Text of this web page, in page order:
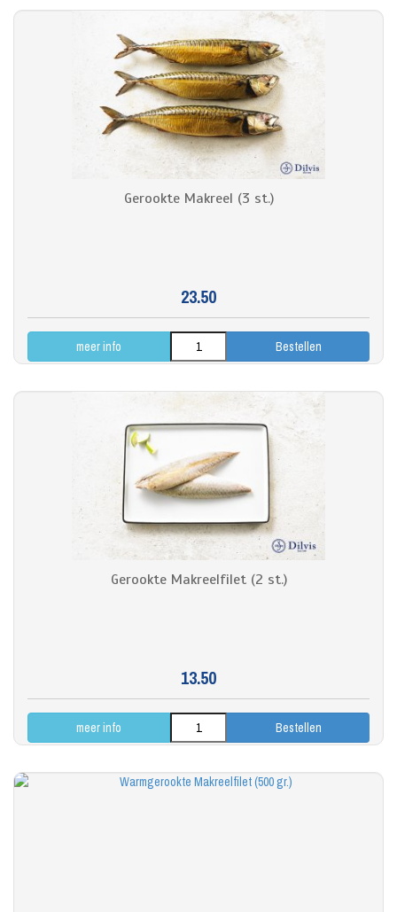
Gerookte Makreel (3 st.)
23.50
meer info
Gerookte Makreelfilet (2 st.)
13.50
meer info